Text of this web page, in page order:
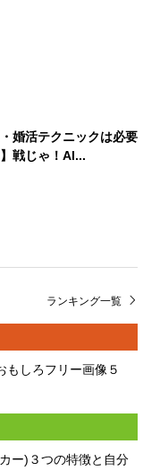
・婚活テクニックは必要
戦じゃ！AI...
もしろフリー画像５
ー)３つの特徴と自分
ランキング一覧